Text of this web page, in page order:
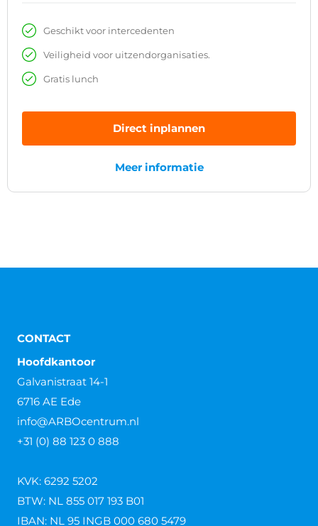
Geschikt voor intercedenten
Veiligheid voor uitzendorganisaties.
Gratis lunch
Direct inplannen
Meer informatie
CONTACT
Hoofdkantoor
Galvanistraat 14-1
6716 AE Ede
info@ARBOcentrum.nl
+31 (0) 88 123 0 888
KVK: 6292 5202
BTW: NL 855 017 193 B01
IBAN: NL 95 INGB 000 680 5479